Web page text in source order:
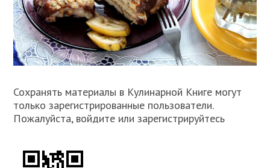
Сохранять материалы в Кулинарной Книге могут
только зарегистрированные пользователи.
Пожалуйста, войдите или зарегистрируйтесь